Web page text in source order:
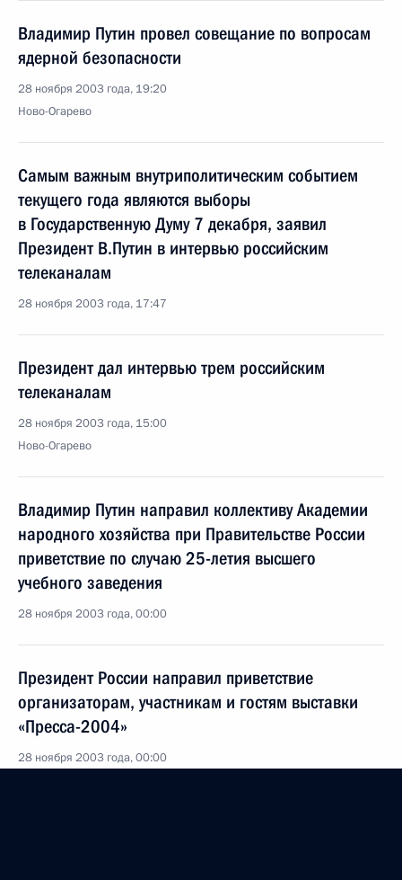
Владимир Путин провел совещание по вопросам
ядерной безопасности
28 ноября 2003 года, 19:20
Ново-Огарево
Самым важным внутриполитическим событием
текущего года являются выборы
в Государственную Думу 7 декабря, заявил
Президент В.Путин в интервью российским
телеканалам
28 ноября 2003 года, 17:47
Президент дал интервью трем российским
телеканалам
28 ноября 2003 года, 15:00
Ново-Огарево
Владимир Путин направил коллективу Академии
народного хозяйства при Правительстве России
приветствие по случаю 25-летия высшего
учебного заведения
28 ноября 2003 года, 00:00
Президент России направил приветствие
организаторам, участникам и гостям выставки
«Пресса-2004»
28 ноября 2003 года, 00:00